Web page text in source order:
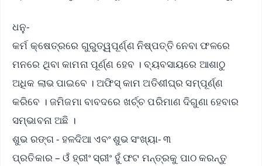
ଧନୁ-
କର୍ମ କ୍ଷେତ୍ରରେ ଗୁରୁତ୍ୱପୂର୍ଣ୍ଣ ନିଷ୍ପତ୍ତି ନେବା ଫଳରେ
ମନରେ ଥିବା କାମନା ପୂର୍ଣ୍ଣ ହେବ । ବ୍ୟବସାୟରେ ଆଶାଠୁ
ଅଧିକ ଲାଭ ପାଇବେ । ଅଫିସ୍ କାମ ଅତିଶୀଘ୍ର ସମ୍ପୂର୍ଣ୍ଣ
କରିବେ । ଜମିଜମା ବାବଦରେ ଖର୍ଚ୍ଚ ପରିମାଣ ଦିଗୁଣା ହେବାର
ସମ୍ଭାବନା ଅଛି ।
ଶୁଭ ରଙ୍ଗ - ହଳଦିଆ ଏବଂ ଶୁଭ ସଂଖ୍ୟା- ୩
ପ୍ରତିକାର – ଓଁ ହ୍ରୀଂ ସ୍ରୀଂ ହୁଁ ଫଟ ମନ୍ତ୍ରକୁ ପାଠ କରନ୍ତୁ